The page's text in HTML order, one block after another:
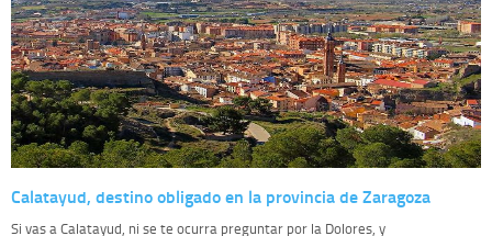
Calatayud, destino obligado en la provincia de Zaragoza
Si vas a Calatayud, ni se te ocurra preguntar por la Dolores, y